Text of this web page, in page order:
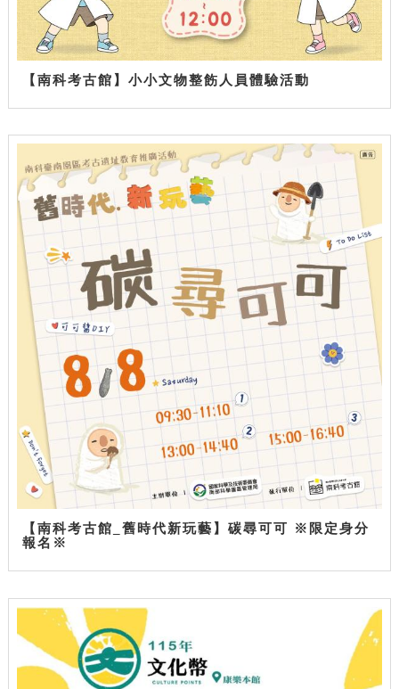
【南科考古館】小小文物整飭人員體驗活動
【南科考古館_舊時代新玩藝】碳尋可可 ※限定身分
報名※